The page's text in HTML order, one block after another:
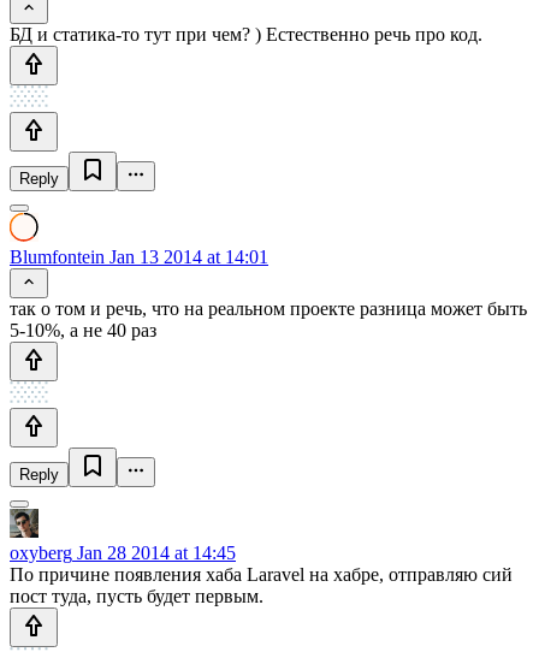
БД и статика-то тут при чем? ) Естественно речь про код.
Reply
Blumfontein Jan 13 2014 at 14:01
так о том и речь, что на реальном проекте разница может быть
5-10%, а не 40 раз
Reply
oxyberg Jan 28 2014 at 14:45
По причине появления хаба Laravel на хабре, отправляю сий
пост туда, пусть будет первым.